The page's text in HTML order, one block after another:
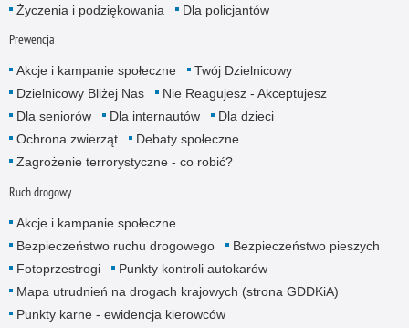
Życzenia i podziękowania
Dla policjantów
Prewencja
Akcje i kampanie społeczne
Twój Dzielnicowy
Dzielnicowy Bliżej Nas
Nie Reagujesz - Akceptujesz
Dla seniorów
Dla internautów
Dla dzieci
Ochrona zwierząt
Debaty społeczne
Zagrożenie terrorystyczne - co robić?
Ruch drogowy
Akcje i kampanie społeczne
Bezpieczeństwo ruchu drogowego
Bezpieczeństwo pieszych
Fotoprzestrogi
Punkty kontroli autokarów
Mapa utrudnień na drogach krajowych (strona GDDKiA)
Punkty karne - ewidencja kierowców